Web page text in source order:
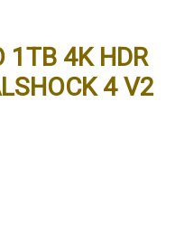
1TB 4K HDR
4 V2